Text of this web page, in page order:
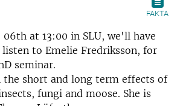
FAKTA
06th at 13:00 in SLU, we'll have
to Emelie Fredriksson, for
seminar.
the short and long term effects of
fungi and moose. She is